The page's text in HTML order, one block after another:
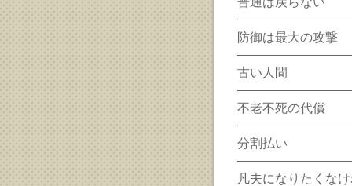
防御は最大の攻撃
古い人間
不老不死の代償
分割払い
凡夫になりたくな